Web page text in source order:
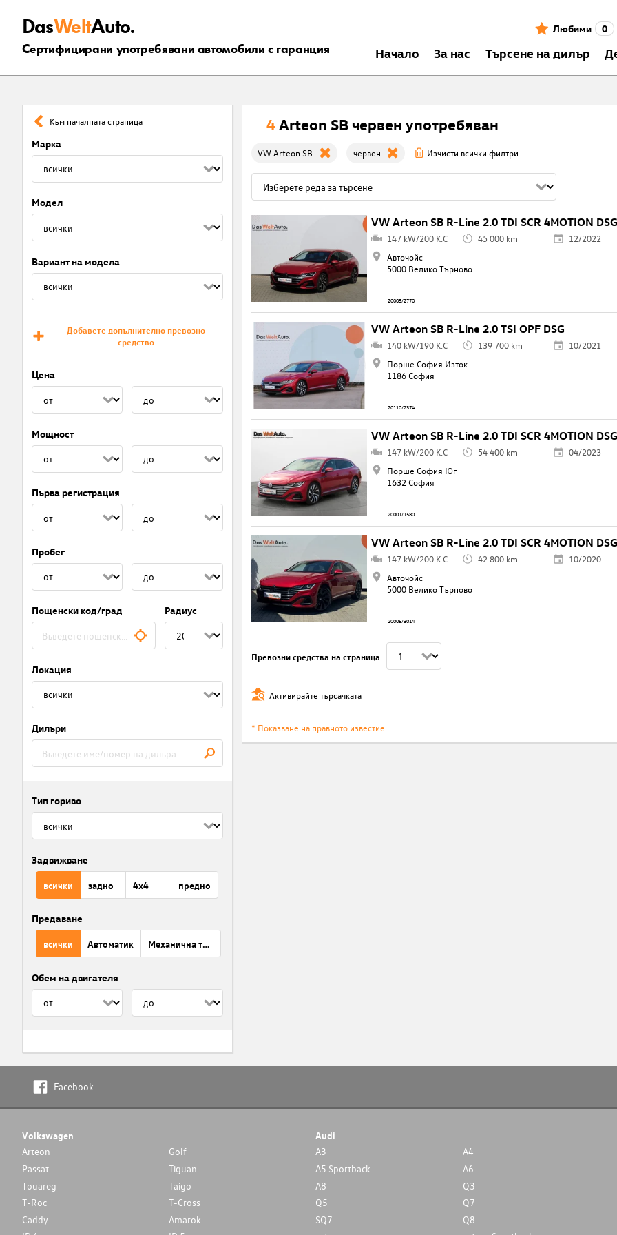
DasWeltAuto.
Сертифицирани употребявани автомобили с гаранция
Любими 0
Началo За нас Търсене на дилър
Към началната страница
Марка
Модел
Вариант на модела
Добавете допълнително превозно
средство
Цена
Мощност
Първа регистрация
Пробег
Пощенски код/град Радиус
Локация
Дилъри
Тип гориво
Задвижване
всички задно 4x4 предно
Предаване
всички Автоматик Механична трансмисия
Обем на двигателя
4 Arteon SB червен употребяван
VW Arteon SB червен Изчисти всички филтри
VW Arteon SB R-Line 2.0 TDI SCR 4MOTION
147 kW/200 K.C 45 000 km
12/2022
Авточойс
5000 Велико Търново
20005/2770
VW Arteon SB R-Line 2.0 TSI OPF DSG
140 kW/190 K.C 139 700 km
10/2021
Порше София Изток
1186 София
20110/2374
VW Arteon SB R-Line 2.0 TDI SCR 4MOTION
147 kW/200 K.C 54 400 km
04/2023
Порше София Юг
1632 София
20001/1580
VW Arteon SB R-Line 2.0 TDI SCR 4MOTION
147 kW/200 K.C 42 800 km
10/2020
Авточойс
5000 Велико Търново
20005/3014
Превозни средства на страница
Активирайте търсачката
* Показване на правното известие
Facebook
Volkswagen
Arteon
Golf
Passat
Tiguan
Touareg
Taigo
T-Roc
T-Cross
Caddy
Amarok
Audi
A3
A4
A5 Sportback
A6
A8
Q3
Q5
Q7
SQ7
Q8